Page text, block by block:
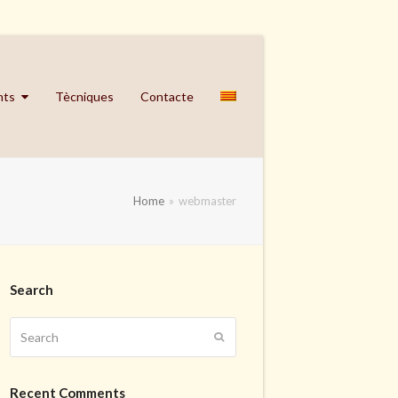
Tècniques Contacte
Home » webmaster
Search
Recent Comments